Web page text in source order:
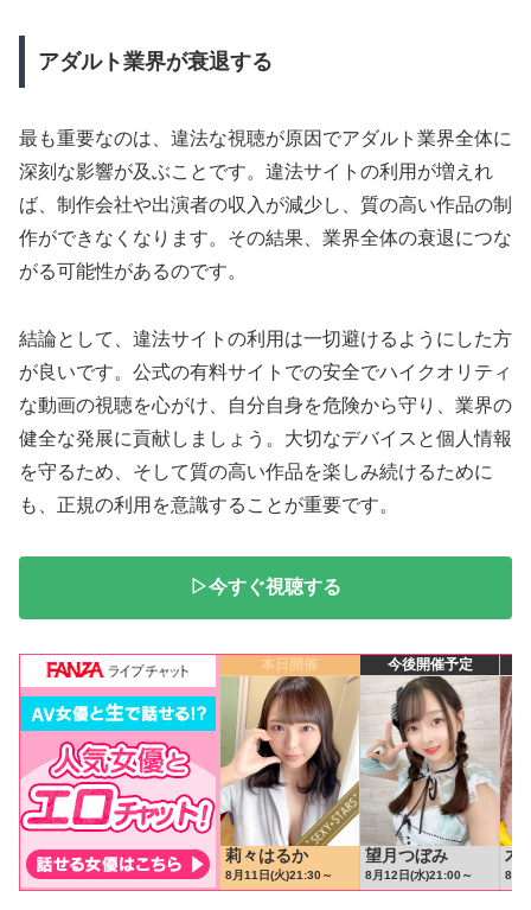
アダルト業界が衰退する
最も重要なのは、違法な視聴が原因でアダルト業界全体に
深刻な影響が及ぶことです。違法サイトの利用が増えれ
ば、制作会社や出演者の収入が減少し、質の高い作品の制
作ができなくなります。その結果、業界全体の衰退につな
がる可能性があるのです。
結論として、違法サイトの利用は一切避けるようにした方
が良いです。公式の有料サイトでの安全でハイクオリティ
な動画の視聴を心がけ、自分自身を危険から守り、業界の
健全な発展に貢献しましょう。大切なデバイスと個人情報
を守るため、そして質の高い作品を楽しみ続けるために
も、正規の利用を意識することが重要です。
▷今すぐ視聴する